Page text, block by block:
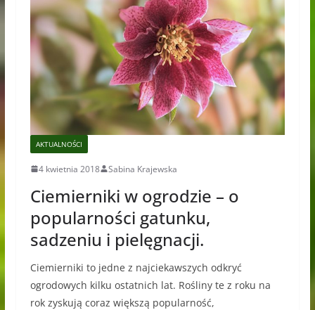
AKTUALNOŚCI
4 kwietnia 2018 Sabina Krajewska
Ciemierniki w ogrodzie – o
popularności gatunku,
sadzeniu i pielęgnacji.
Ciemierniki to jedne z najciekawszych odkryć
ogrodowych kilku ostatnich lat. Rośliny te z roku na
rok zyskują coraz większą popularność,